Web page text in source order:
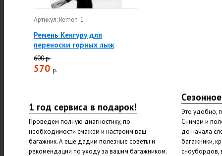
Артикул: Remen-1
Ремень Кенгуру для
переноски горных лыж
600 р.
570 р.
1 год сервиса в подарок!
Проведем полную диагностику, по
необходимости смажем и настроим ваш
багажник. А еще дадим полезные советы и
рекомендации по уходу за вашим багажником.
Это удобно,
Снимем и
до начала
багажники,
сноубордов,